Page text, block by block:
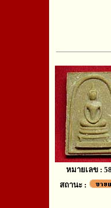
หมายเลข :
สถานะ :